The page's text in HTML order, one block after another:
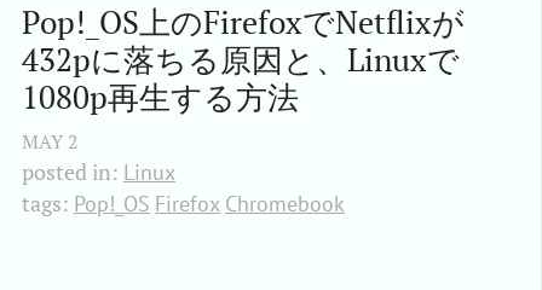
Pop!_OS上のFirefoxでNetflixが
432pに落ちる原因と、Linuxで
1080p再生する方法
MAY 2
posted in: Linux
tags: Pop!_OS Firefox Chromebook